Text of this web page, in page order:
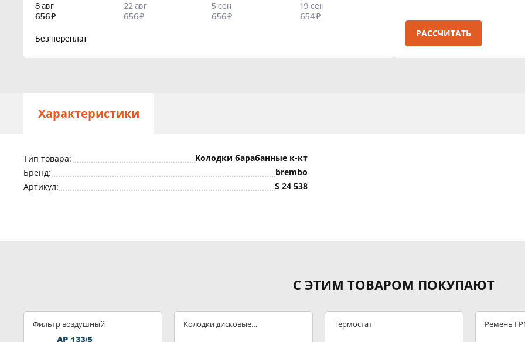
РАССЧИТАТЬ
Характеристики
Тип товара:
Колодки барабанные к-кт
Бренд:
brembo
Артикул:
S 24 538
С ЭТИМ ТОВАРОМ ПОКУПАЮТ
Фильтр воздушный Колодки дисковые
передние
Термостат Ремень